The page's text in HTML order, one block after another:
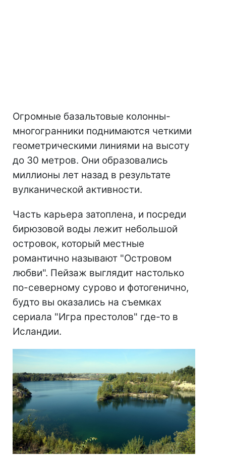
Огромные базальтовые колонны-
многогранники поднимаются четкими
геометрическими линиями на высоту
до 30 метров. Они образовались
миллионы лет назад в результате
вулканической активности.
Часть карьера затоплена, и посреди
бирюзовой воды лежит небольшой
островок, который местные
романтично называют "Островом
любви". Пейзаж выглядит настолько
по-северному сурово и фотогенично,
будто вы оказались на съемках
сериала "Игра престолов" где-то в
Исландии.